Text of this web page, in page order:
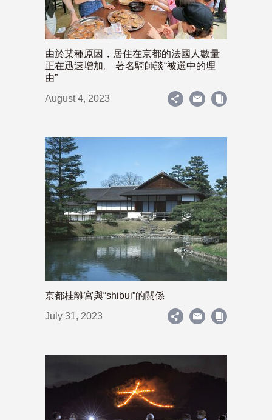
由於某種原因，居住在京都的法國人數量
正在迅速增加。 著名騎師談“被選中的理
由”
August 4, 2023
京都桂離宮與“shibui”的關係
July 31, 2023